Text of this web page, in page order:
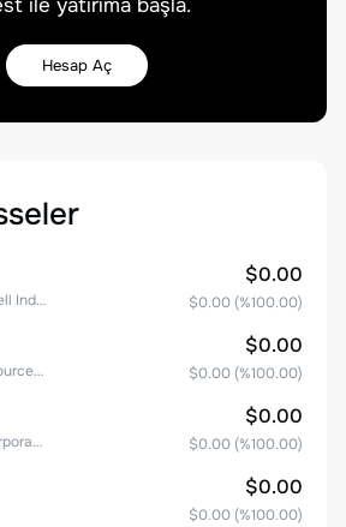
ile yatırıma başla.
Hesap Aç
LyondellBasell Industries N.V. Class A
$0.00
$0.00 (%100.00)
Franklin Resources, Inc.
$0.00
$0.00 (%100.00)
Celanese Corporation Common Stock
$0.00
$0.00 (%100.00)
$0.00
$0.00 (%100.00)